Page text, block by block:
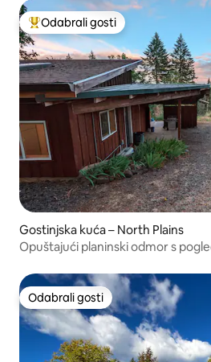
Među najviše rangiranima s
Odabrali gosti
Gostinjska kuća – North Plains
Opuštajući planinski odmor s
Odabrali gosti
Odabrali gosti